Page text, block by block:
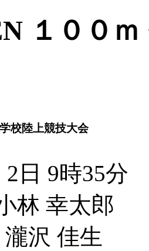
１００ｍ
校陸上競技大会
2日 9時35分
林 幸太郎
沢 佳生